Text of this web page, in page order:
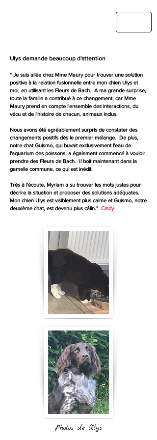
Ulys demande beaucoup d'attention
" Je suis allée chez Mme Maury pour trouver une solution
positive à la relation fusionnelle entre mon chien Ulys et
moi, en utilisant les Fleurs de Bach. A ma grande surprise,
toute la famille a contribué à ce changement, car Mme
Maury prend en compte l'ensemble des interactions, du
vécu et de l'histoire de chacun, animaux inclus.
Nous avons été agréablement surpris de constater des
changements positifs dès le premier mélange. De plus,
notre chat Guismo, qui buvait exclusivement l'eau de
l'aquarium des poissons, a également commencé à vouloir
prendre des Fleurs de Bach. Il boit maintenant dans la
gamelle commune, ce qui est inédit.
Très à l'écoute, Myriam a su trouver les mots justes pour
décrire la situation et proposer des solutions adéquates.
Mon chien Ulys est visiblement plus calme et Guismo, notre
deuxième chat, est devenu plus câlin." Cindy
Photos de Ulys